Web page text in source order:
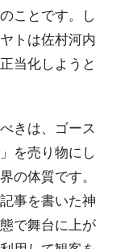
ことです。し
トは佐村河内
当化しようと
きは、ゴース
を売り物にし
の体質です。
事を書いた神
で舞台に上が